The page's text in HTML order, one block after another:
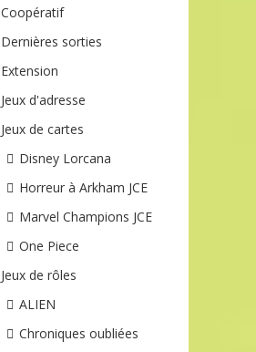
Coopératif
Dernières sorties
Extension
Jeux d'adresse
Jeux de cartes
Disney Lorcana
Horreur à Arkham JCE
Marvel Champions JCE
One Piece
Jeux de rôles
ALIEN
Chroniques oubliées